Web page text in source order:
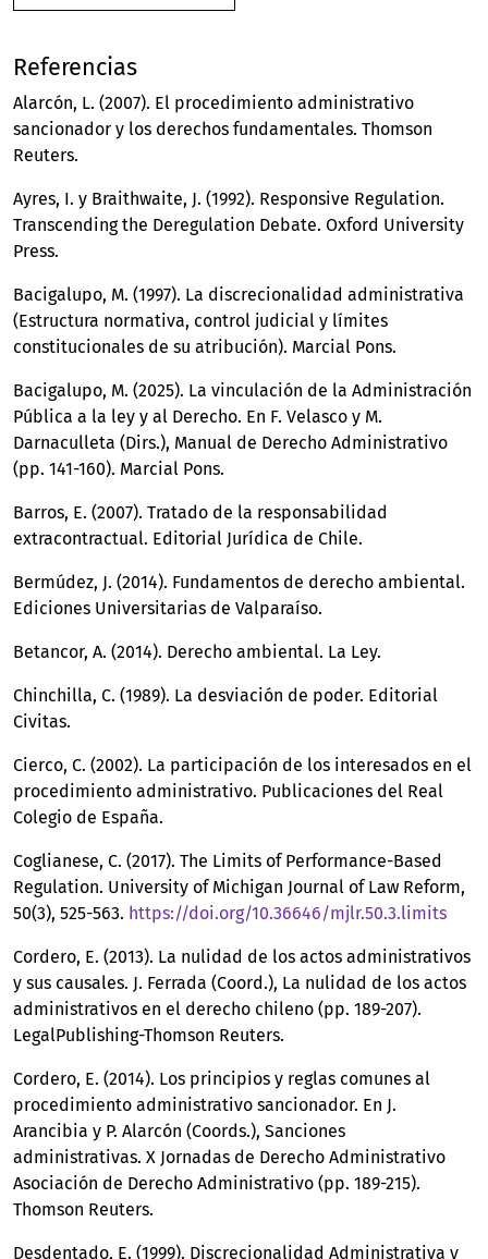
Referencias
Alarcón, L. (2007). El procedimiento administrativo
sancionador y los derechos fundamentales. Thomson
Reuters.
Ayres, I. y Braithwaite, J. (1992). Responsive Regulation.
Transcending the Deregulation Debate. Oxford University
Press.
Bacigalupo, M. (1997). La discrecionalidad administrativa
(Estructura normativa, control judicial y límites
constitucionales de su atribución). Marcial Pons.
Bacigalupo, M. (2025). La vinculación de la Administración
Pública a la ley y al Derecho. En F. Velasco y M.
Darnaculleta (Dirs.), Manual de Derecho Administrativo
(pp. 141-160). Marcial Pons.
Barros, E. (2007). Tratado de la responsabilidad
extracontractual. Editorial Jurídica de Chile.
Bermúdez, J. (2014). Fundamentos de derecho ambiental.
Ediciones Universitarias de Valparaíso.
Betancor, A. (2014). Derecho ambiental. La Ley.
Chinchilla, C. (1989). La desviación de poder. Editorial
Civitas.
Cierco, C. (2002). La participación de los interesados en el
procedimiento administrativo. Publicaciones del Real
Colegio de España.
Coglianese, C. (2017). The Limits of Performance-Based
Regulation. University of Michigan Journal of Law Reform,
50(3), 525-563. https://doi.org/10.36646/mjlr.50.3.limits
Cordero, E. (2013). La nulidad de los actos administrativos
y sus causales. J. Ferrada (Coord.), La nulidad de los actos
administrativos en el derecho chileno (pp. 189-207).
LegalPublishing-Thomson Reuters.
Cordero, E. (2014). Los principios y reglas comunes al
procedimiento administrativo sancionador. En J.
Arancibia y P. Alarcón (Coords.), Sanciones
administrativas. X Jornadas de Derecho Administrativo
Asociación de Derecho Administrativo (pp. 189-215).
Thomson Reuters.
Desdentado, E. (1999). Discrecionalidad Administrativa y